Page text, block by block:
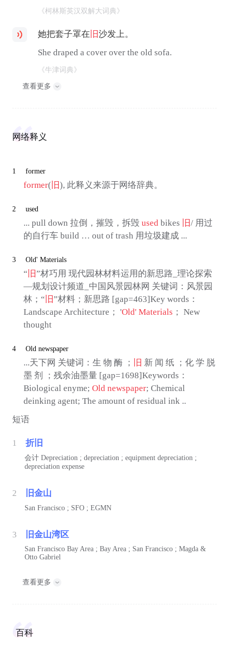
《柯林斯英汉双解大词典》
她把套子罩在 旧沙发上。
She draped a cover over the old sofa.
《牛津词典》
查看更多
网络释义
1 former
former( 旧), 此释义来源于网络辞典。
2 used
... pull down 拉倒，摧毁，拆毁 usedbikes 旧/ 用过
的自行车 build … out of trash 用垃圾建成 ...
3 Old' Materials
“ 旧”材巧用 现代园林材料运用的新思路_理论探索
—规划设计频道_中国风景园林网 关键词：风景园
林；“ 旧”材料；新思路 [gap=463]Key words：
Landscape Architecture； 'Old' Materials ； New
thought
4 Old newspaper
...天下网 关键词：生 物 酶 ； 旧 新 闻 纸 ；化 学 脱
墨 剂 ；残余油墨量 [gap=1698]Keywords：
Biological enyme; Old newspaper; Chemical
deinking agent; The amount of residual ink ..
短语
1 折旧
会计 Depreciation ; depreciation ; equipment depreciation ;
depreciation expense
2 旧金山
San Francisco ; SFO ; EGMN
3 旧金山湾区
San Francisco Bay Area ; Bay Area ; San Francisco ; Magda &
Otto Gabriel
查看更多
百科